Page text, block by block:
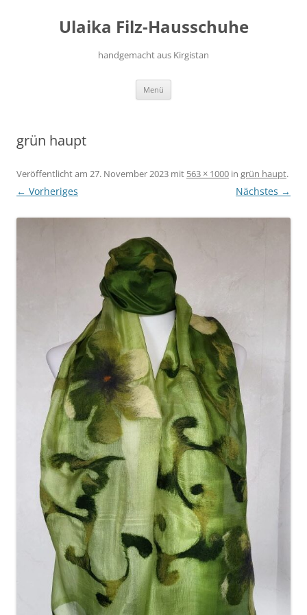
Ulaika Filz-Hausschuhe
handgemacht aus Kirgistan
Menü
grün haupt
Veröffentlicht am 27. November 2023 mit 563 × 1000 in grün haupt.
← Vorheriges Nächstes →